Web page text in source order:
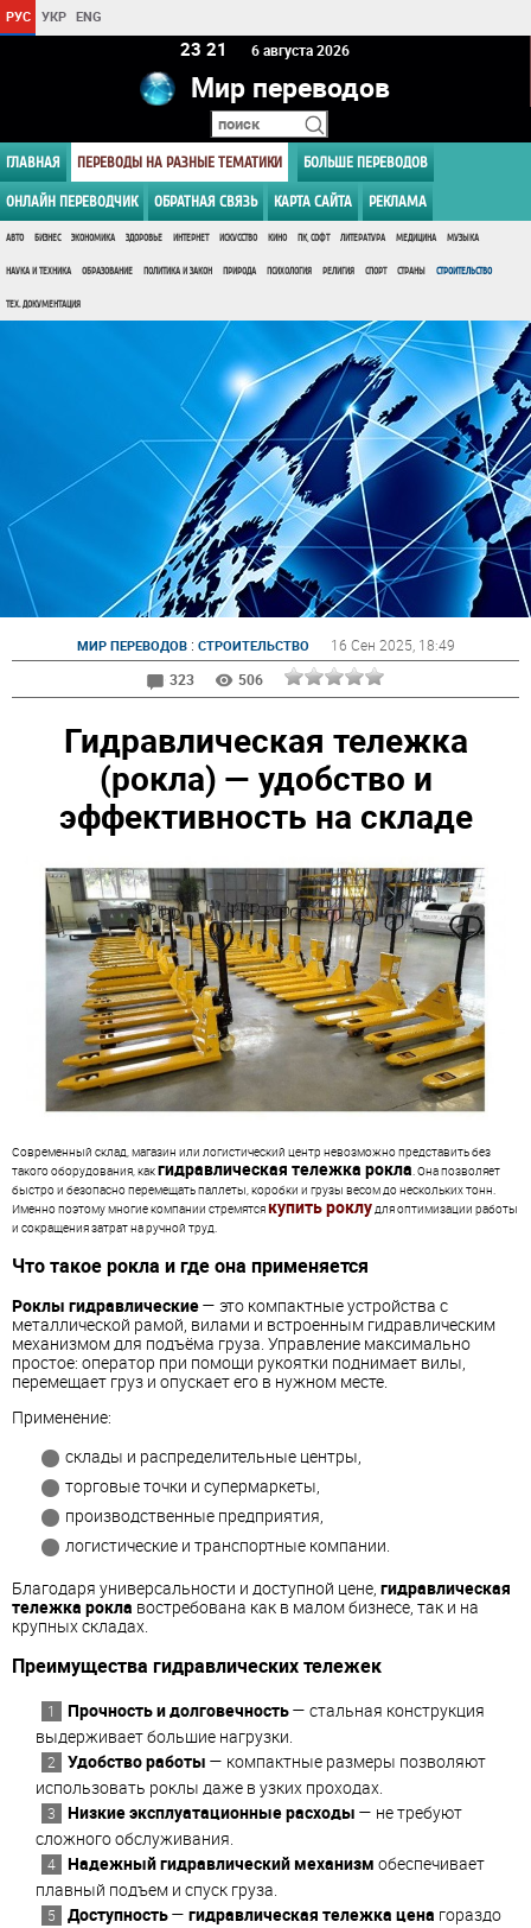
РУС УКР ENG
23:22 6 августа 2026
Мир переводов
ГЛАВНАЯ ПЕРЕВОДЫ НА РАЗНЫЕ ТЕМАТИКИ БОЛЬШЕ ПЕРЕВОДОВ
ОНЛАЙН ПЕРЕВОДЧИК ОБРАТНАЯ СВЯЗЬ КАРТА САЙТА РЕКЛАМА
АВТО БИЗНЕС ЭКОНОМИКА ЗДОРОВЬЕ ИНТЕРНЕТ ИСКУССТВО КИНО ПК, СОФТ ЛИТЕРАТУРА МЕДИЦИНА МУЗЫКА
НАУКА И ТЕХНИКА ОБРАЗОВАНИЕ ПОЛИТИКА И ЗАКОН ПРИРОДА ПСИХОЛОГИЯ РЕЛИГИЯ СПОРТ СТРАНЫ СТРОИТЕЛЬСТВО
ТЕХ. ДОКУМЕНТАЦИЯ
МИР ПЕРЕВОДОВ: СТРОИТЕЛЬСТВО 16 Сен 2025 , 18:49
323
506
Гидравлическая тележка
(рокла) — удобство и
эффективность на складе
Современный склад, магазин или логистический центр невозможно представить без
такого оборудования, какгидравлическая тележка рокла. Она позволяет
быстро и безопасно перемещать паллеты, коробки и грузы весом до нескольких тонн.
Именно поэтому многие компании стремятсякупить роклудля оптимизации работы
и сокращения затрат на ручной труд.
Что такое рокла и где она применяется
Роклы гидравлические— это компактные устройства с
металлической рамой, вилами и встроенным гидравлическим
механизмом для подъёма груза. Управление максимально
простое: оператор при помощи рукоятки поднимает вилы,
перемещает груз и опускает его в нужном месте.
Применение:
склады и распределительные центры,
торговые точки и супермаркеты,
производственные предприятия,
логистические и транспортные компании.
Благодаря универсальности и доступной цене, гидравлическая
тележка рокла востребована как в малом бизнесе, так и на
крупных складах.
Преимущества гидравлических тележек
Прочность и долговечность— стальная конструкция
выдерживает большие нагрузки.
Удобство работы — компактные размеры позволяют
использовать роклы даже в узких проходах.
Низкие эксплуатационные расходы — не требуют
сложного обслуживания.
Надежный гидравлический механизм обеспечивает
плавный подъем и спуск груза.
Доступность— гидравлическая тележка цена гораздо